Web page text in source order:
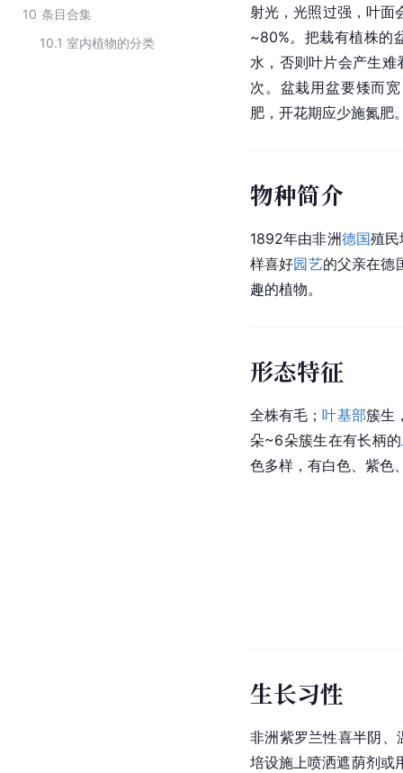
10 条目合集
10.1 室内植物的分类
射光，光照过强，叶面
~80%。把栽有植株的
水，否则叶片会产生
次。盆栽用盆要矮而
肥，开花期应少施氮肥
物种简介
1892年由非洲德国殖民
样喜好园艺的父亲在德
趣的植物。
形态特征
全株有毛；叶基部簇生
朵~6朵簇生在有长柄的
色多样，有白色、紫色
生长习性
非洲 紫罗兰性喜半阴、
培设施上喷洒遮荫剂或